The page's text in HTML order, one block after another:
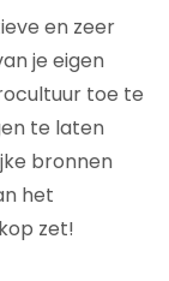
en zeer
je eigen
toe te
te laten
bronnen
het
zet!